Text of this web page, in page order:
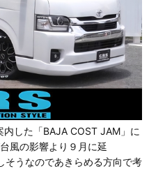
した「BAJA COST JAM」に
風の影響より９月に延
そうなのであきらめる方向で考